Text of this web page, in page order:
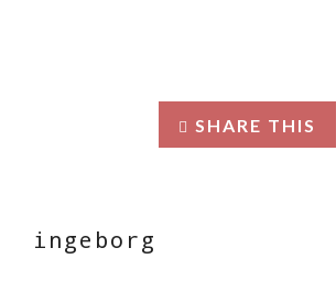
SHARE THIS
ingeborg